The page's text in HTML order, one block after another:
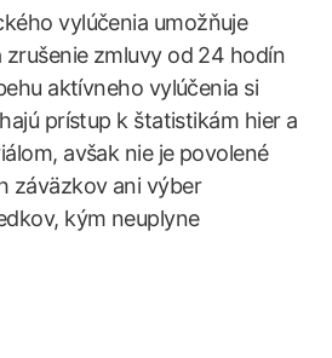
vylúčenia umožňuje
zmluvy od 24 hodín
aktívneho vylúčenia si
prístup k štatistikám hier a
avšak nie je povolené
záväzkov ani výber
kým neuplyne